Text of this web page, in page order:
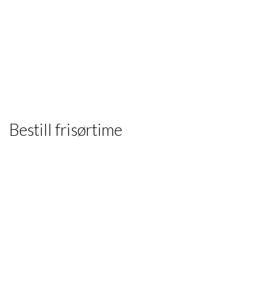
Bestill frisørtime